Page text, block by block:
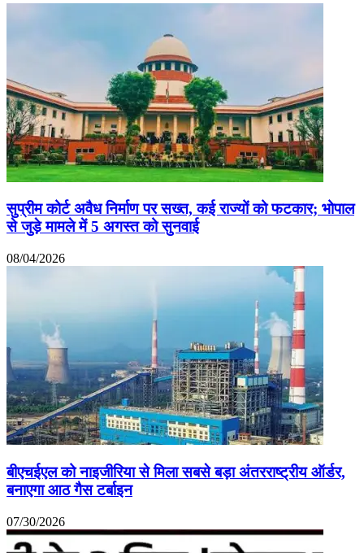
सुप्रीम कोर्ट अवैध निर्माण पर सख्त, कई राज्यों को फटकार; भोपाल
से जुड़े मामले में 5 अगस्त को सुनवाई
08/04/2026
बीएचईएल को नाइजीरिया से मिला सबसे बड़ा अंतरराष्ट्रीय ऑर्डर,
बनाएगा आठ गैस टर्बाइन
07/30/2026